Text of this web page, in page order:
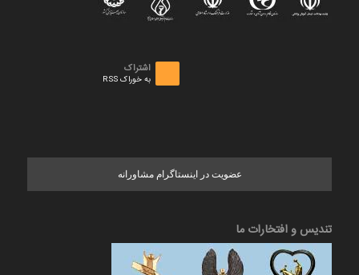
اشتراک
به خوراک RSS
عضویت در اینستاگرام مشاورانه
تندیس و افتخارات ما